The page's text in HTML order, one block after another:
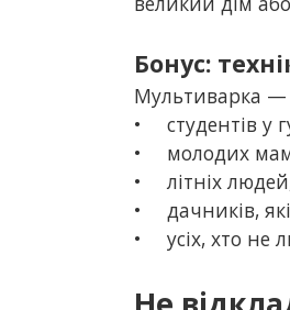
Бонус:
Мультиварка —
•
студентів у
•
молодих
•
літніх
•
дачників,
•
усіх, хто не